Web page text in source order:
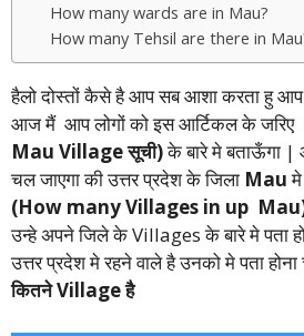
How many wards are in Mau?
How many Tehsil are there in
हैलो दोस्तों कैसे है आप सब आशा करता हु
आज मैं आप लोगों को इस आर्टिकल के जरिए
Mau Village सूची)के बारे मे बताऊँगा
चल जाएगा की उत्तर प्रदेश के जिला Mau
(How many Villages in up
उन्हे अपने जिले के Villages के बारे मे पता
उत्तर प्रदेश मे रहने वाले है उनको मे पता होना
कितने Village है